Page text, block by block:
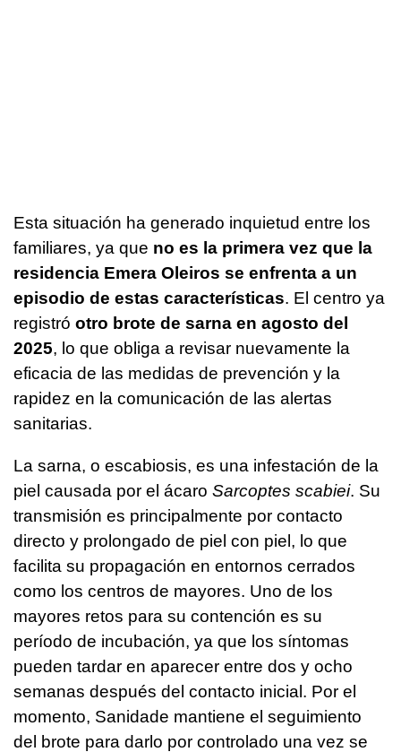
Esta situación ha generado inquietud entre los
familiares, ya que no es la primera vez que la
residencia Emera Oleiros se enfrenta a un
episodio de estas características. El centro ya
registró otro brote de sarna en agosto del
2025, lo que obliga a revisar nuevamente la
eficacia de las medidas de prevención y la
rapidez en la comunicación de las alertas
sanitarias.
La sarna, o escabiosis, es una infestación de la
piel causada por el ácaro Sarcoptes scabiei. Su
transmisión es principalmente por contacto
directo y prolongado de piel con piel, lo que
facilita su propagación en entornos cerrados
como los centros de mayores. Uno de los
mayores retos para su contención es su
período de incubación, ya que los síntomas
pueden tardar en aparecer entre dos y ocho
semanas después del contacto inicial. Por el
momento, Sanidade mantiene el seguimiento
del brote para darlo por controlado una vez se